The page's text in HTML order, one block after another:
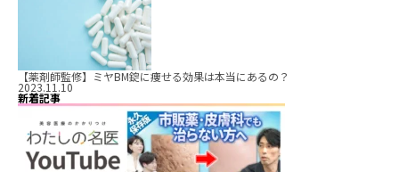
【薬剤師監修】ミヤBM錠に痩せる効果は本当にあるの？
2023.11.10
新着記事